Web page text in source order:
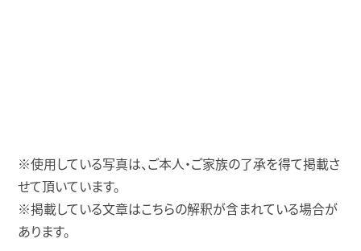
※使用している写真は、ご本人・ご家族の了承を得て掲載さ
せて頂いています。
※掲載している文章はこちらの解釈が含まれている場合が
あります。